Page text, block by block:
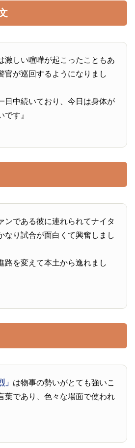
激しい喧嘩が起こったこともあ
官が巡回するようになりまし
日中続いており、今日は身体が
です』
ンである彼に連れられてナイタ
なり試合が面白くて興奮しまし
路を変えて本土から逸れまし
」 は物事の勢いがとても強いこ
葉であり、色々な場面で使われ